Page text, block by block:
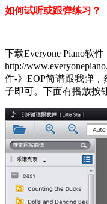
如何试听或跟弹练习？
下载Everyone Piano软
http://
件-》EOP简谱跟我弹
子即可。下面有播放按